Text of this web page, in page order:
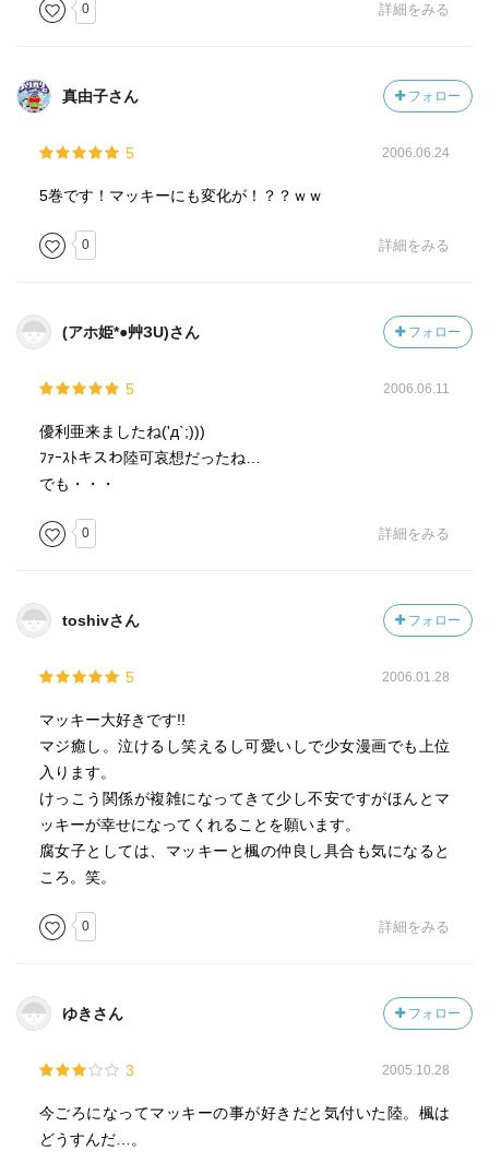
0 詳細をみる
真由子さん フォロー
5 2006.06.24
5巻です！マッキーにも変化が！？？ｗｗ
0 詳細をみる
(アホ姫*●艸ЗU)さん フォロー
5 2006.06.11
優利亜来ましたね('д`;)))
ﾌｧｰｽﾄキスわ陸可哀想だったね…
でも・・・
0 詳細をみる
toshivさん フォロー
5 2006.01.28
マッキー大好きです!!
マジ癒し。泣けるし笑えるし可愛いしで少女漫画でも上位
入ります。
けっこう関係が複雑になってきて少し不安ですがほんとマ
ッキーが幸せになってくれることを願います。
腐女子としては、マッキーと楓の仲良し具合も気になると
ころ。笑。
0 詳細をみる
ゆきさん フォロー
3 2005.10.28
今ごろになってマッキーの事が好きだと気付いた陸。楓は
どうすんだ…。